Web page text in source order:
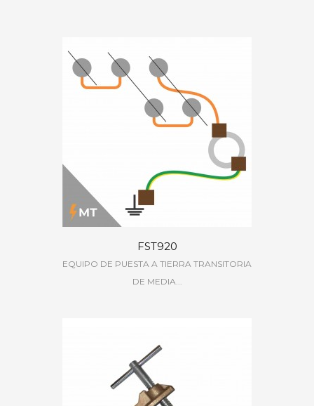
FST920
EQUIPO DE PUESTA A TIERRA TRANSITORIA
DE MEDIA...